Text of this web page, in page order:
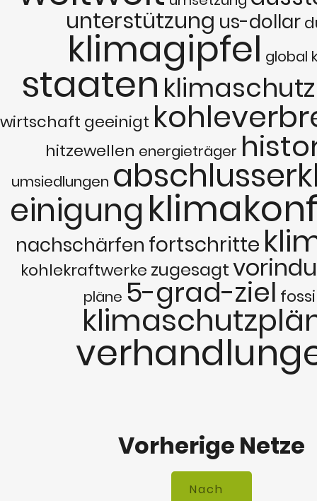
unterstützung us-dollar
klimagipfel global
staaten klimaschutz
wirtschaft geeinigt
hitzewellen energieträger
umsiedlungen
einigung
nachschärfen fortschritte
kohlekraftwerke zugesagt
pläne 5-grad-ziel
Vorherige Netze